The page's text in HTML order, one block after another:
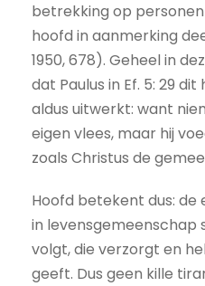
betrekking op
hoofd in aanmerking
1950, 678). Geheel in
dat Paulus in Ef. 5: 29
aldus uitwerkt: want
eigen vlees, maar hij
zoals Christus de
Hoofd betekent dus: de
in levensgemeenschap
volgt, die verzorgt en
geeft. Dus geen kille